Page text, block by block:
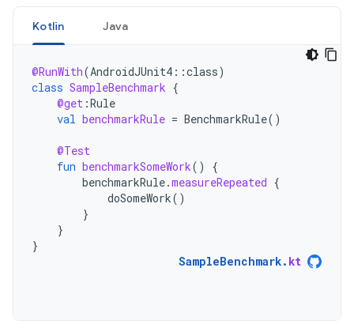
Kotlin Java
@RunWith(AndroidJUnit4 ::class)
class SampleBenchmark {
@get :Rule
val benchmarkRule = BenchmarkRule()
@Test
fun benchmarkSomeWork()
{
benchmarkRule.measureRepeated {
doSomeWork()
}
}
}
SampleBenchmark. kt